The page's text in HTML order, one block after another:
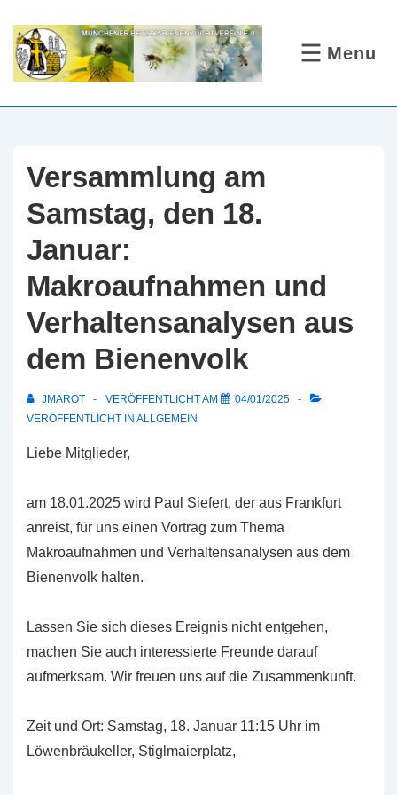
Zum
Inhalt
Menu
MENÜ
Versammlung am
Samstag, den 18.
Januar:
Makroaufnahmen und
Verhaltensanalysen aus
dem Bienenvolk
JMAROT VERÖFFENTLICHT AM
04/01/2025
VERÖFFENTLICHT IN ALLGEMEIN
Liebe Mitglieder,
am 18.01.2025 wird Paul Siefert, der aus Frankfurt
anreist, für uns einen Vortrag zum Thema
Makroaufnahmen und Verhaltensanalysen aus dem
Bienenvolk halten.
Lassen Sie sich dieses Ereignis nicht entgehen,
machen Sie auch interessierte Freunde darauf
aufmerksam. Wir freuen uns auf die Zusammenkunft.
Zeit und Ort: Samstag, 18. Januar 11:15 Uhr im
Löwenbräukeller, Stiglmaierplatz,